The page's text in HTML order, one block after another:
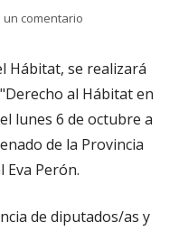
un comentario
Hábitat, se realizará
al Hábitat en
lunes 6 de octubre a
de la Provincia
Eva Perón.
de diputados/as y